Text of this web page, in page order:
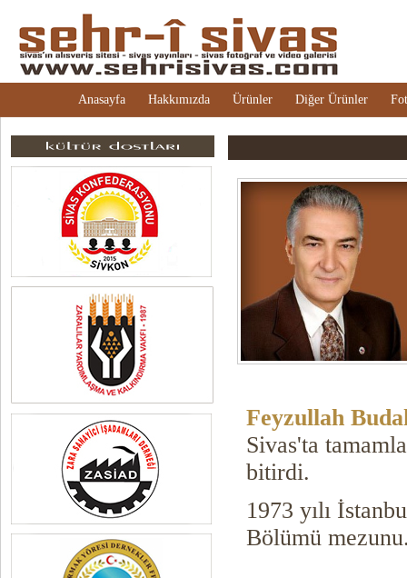
Anasayfa Hakkımızda Ürünler Diğer Ürünler
Feyzullah
Sivas'ta
bitirdi.
1973 yılı
Bölümü